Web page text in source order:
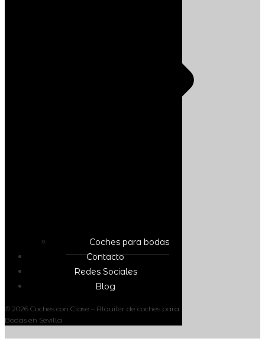
Coches para bodas
Contacto
Redes Sociales
Blog
© 2026 Coches con Clase – Alquiler de coches para
Bodas en Sevilla